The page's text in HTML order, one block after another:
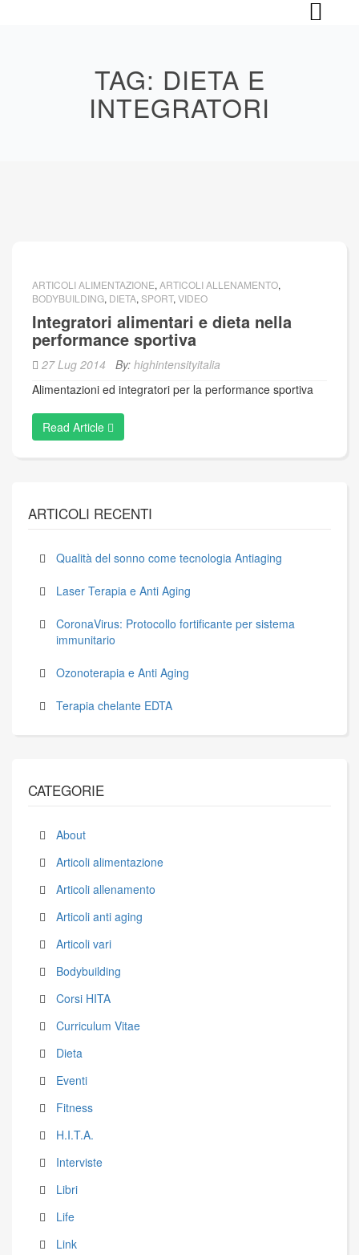
TAG: DIETA E
INTEGRATORI
ARTICOLI ALIMENTAZIONE, ARTICOLI ALLENAMENTO,
BODYBUILDING, DIETA, SPORT, VIDEO
Integratori alimentari e dieta nella
performance sportiva
27 Lug 2014 By: highintensityitalia
Alimentazioni ed integratori per la performance sportiva
Read Article
ARTICOLI RECENTI
Qualità del sonno come tecnologia Antiaging
Laser Terapia e Anti Aging
CoronaVirus: Protocollo fortificante per sistema
immunitario
Ozonoterapia e Anti Aging
Terapia chelante EDTA
CATEGORIE
About
Articoli alimentazione
Articoli allenamento
Articoli anti aging
Articoli vari
Bodybuilding
Corsi HITA
Curriculum Vitae
Dieta
Eventi
Fitness
H.I.T.A.
Interviste
Libri
Life
Link